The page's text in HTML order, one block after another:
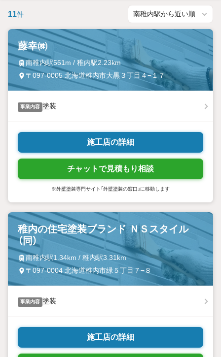
11件
藤幸㈱
南稚内駅561m / 稚内駅2.23km
〒097-0005 北海道稚内市大黒３丁目４−１７
事業内容 塗装
施工店の詳細
チャットで見積もり相談
※外壁塗装専門サイト「外壁塗装の窓口」に移動します
稚内の住宅塗装ブランド ＮＳスタイル
（同）
南稚内駅1.34km / 稚内駅3.31km
〒097-0004 北海道稚内市緑５丁目７−８
事業内容 塗装
施工店の詳細